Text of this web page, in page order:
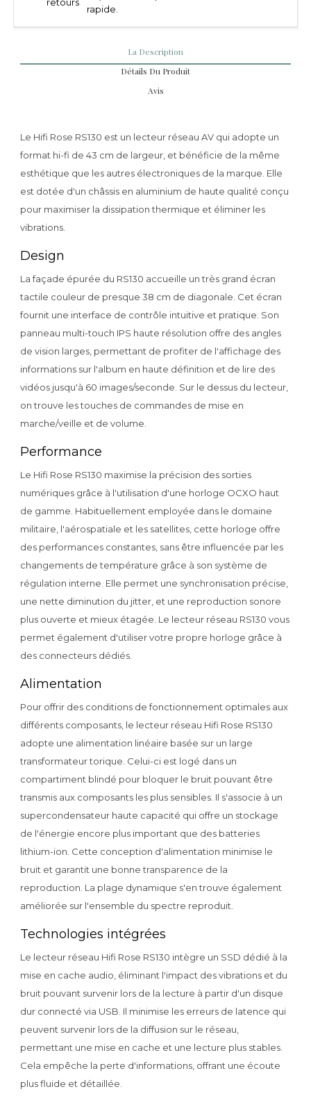
rapide.
La Description
Détails Du Produit
Avis
Le Hifi Rose RS130 est un lecteur réseau AV qui adopte un
format hi-fi de 43 cm de largeur, et bénéficie de la même
esthétique que les autres électroniques de la marque. Elle
est dotée d'un châssis en aluminium de haute qualité conçu
pour maximiser la dissipation thermique et éliminer les
vibrations.
Design
La façade épurée du RS130 accueille un très grand écran
tactile couleur de presque 38 cm de diagonale. Cet écran
fournit une interface de contrôle intuitive et pratique. Son
panneau multi-touch IPS haute résolution offre des angles
de vision larges, permettant de profiter de l'affichage des
informations sur l'album en haute définition et de lire des
vidéos jusqu'à 60 images/seconde. Sur le dessus du lecteur,
on trouve les touches de commandes de mise en
marche/veille et de volume.
Performance
Le Hifi Rose RS130 maximise la précision des sorties
numériques grâce à l'utilisation d'une horloge OCXO haut
de gamme. Habituellement employée dans le domaine
militaire, l'aérospatiale et les satellites, cette horloge offre
des performances constantes, sans être influencée par les
changements de température grâce à son système de
régulation interne. Elle permet une synchronisation précise,
une nette diminution du jitter, et une reproduction sonore
plus ouverte et mieux étagée. Le lecteur réseau RS130 vous
permet également d'utiliser votre propre horloge grâce à
des connecteurs dédiés.
Alimentation
Pour offrir des conditions de fonctionnement optimales aux
différents composants, le lecteur réseau Hifi Rose RS130
adopte une alimentation linéaire basée sur un large
transformateur torique. Celui-ci est logé dans un
compartiment blindé pour bloquer le bruit pouvant être
transmis aux composants les plus sensibles. Il s'associe à un
supercondensateur haute capacité qui offre un stockage
de l'énergie encore plus important que des batteries
lithium-ion. Cette conception d'alimentation minimise le
bruit et garantit une bonne transparence de la
reproduction. La plage dynamique s'en trouve également
améliorée sur l'ensemble du spectre reproduit.
Technologies intégrées
Le lecteur réseau Hifi Rose RS130 intègre un SSD dédié à la
mise en cache audio, éliminant l'impact des vibrations et du
bruit pouvant survenir lors de la lecture à partir d'un disque
dur connecté via USB. Il minimise les erreurs de latence qui
peuvent survenir lors de la diffusion sur le réseau,
permettant une mise en cache et une lecture plus stables.
Cela empêche la perte d'informations, offrant une écoute
plus fluide et détaillée.